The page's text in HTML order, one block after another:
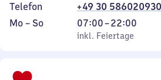
Telefon
+49 30 586020930
Montag
Mo – So,
inkl. Feiertage
07:00–22:00
Von
7
inkl. Feiertage